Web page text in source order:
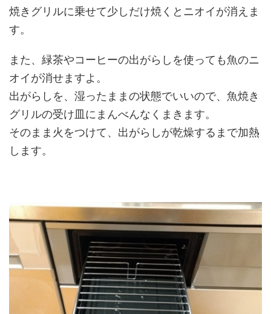
焼きグリルに乗せて少しだけ焼くとニオイが消えま
す。
また、緑茶やコーヒーの出がらしを使っても魚のニ
オイが消せますよ。
出がらしを、湿ったままの状態でいいので、魚焼き
グリルの受け皿にまんべんなくまきます。
そのまま火をつけて、出がらしが乾燥するまで加熱
します。